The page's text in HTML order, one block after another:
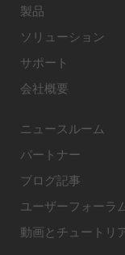
製品
ソリューション
サポート
会社概要
ニュースルーム
パートナー
ブログ記事
ユーザーフォーラ
動画とチュートリ